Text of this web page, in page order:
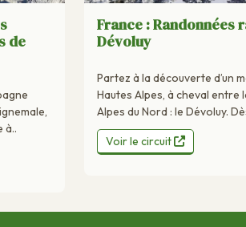
de
à..
France : Randonnées
Dévoluy
Partez à la découverte d’un
Hautes Alpes, à cheval entre
Alpes du Nord : le Dévoluy.
Voir le circuit